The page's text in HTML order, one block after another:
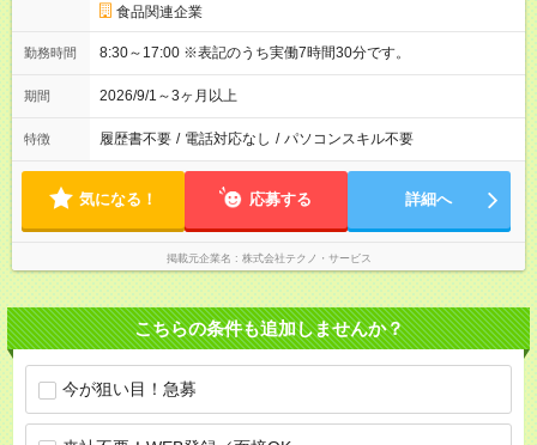
食品関連企業
勤務時間 8:30～17:00 ※表記のうち実働7時間30分です。
期間 2026/9/1～3ヶ月以上
特徴 履歴書不要 / 電話対応なし / パソコンスキル不要
気になる！ 応募する 詳細へ
掲載元企業名 株式会社テクノ・サービス
こちらの条件も追加しませんか？
今が狙い目！急募